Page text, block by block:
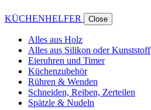
KÜCHENHELFER Close
Alles aus Holz
Alles aus Silikon oder Kunststoff
Eieruhren und Timer
Küchenzubehör
Rühren & Wenden
Schneiden, Reiben, Zerteilen
Spätzle & Nudeln